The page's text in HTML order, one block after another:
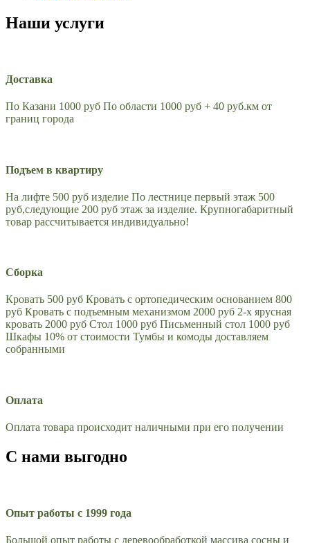
Наши услуги
Доставка
По Казани 1000 руб По области 1000 руб + 40 руб.км от
границ города
Подъем в квартиру
На лифте 500 руб изделие По лестнице первый этаж 500
руб,следующие 200 руб этаж за изделие. Крупногабаритный
товар рассчитывается индивидуально!
Сборка
Кровать 500 руб Кровать с ортопедическим основанием 800
руб Кровать с подъемным механизмом 2000 руб 2-х ярусная
кровать 2000 руб Стол 1000 руб Письменный стол 1000 руб
Шкафы 10% от стоимости Тумбы и комоды доставляем
собранными
Оплата
Оплата товара происходит наличными при его получении
С нами выгодно
Опыт работы с 1999 года
Большой опыт работы с деревообработкой массива сосны и